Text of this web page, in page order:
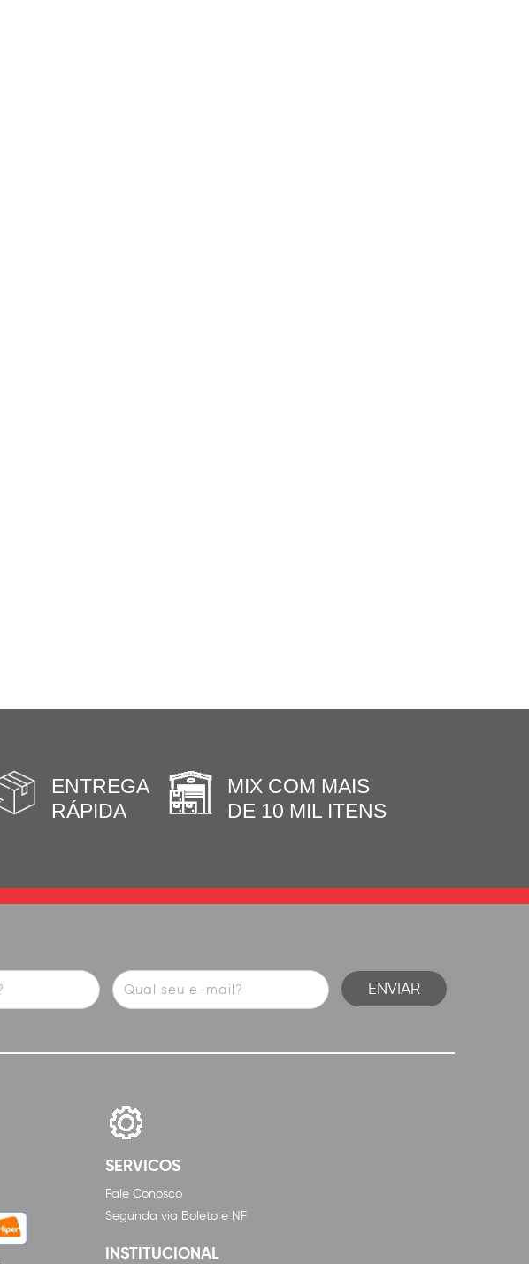
ENTREGA
RÁPIDA
MIX COM MAIS
DE 10 MIL ITENS
SERVICOS
Fale Conosco
Segunda via Boleto e NF
INSTITUCIONAL